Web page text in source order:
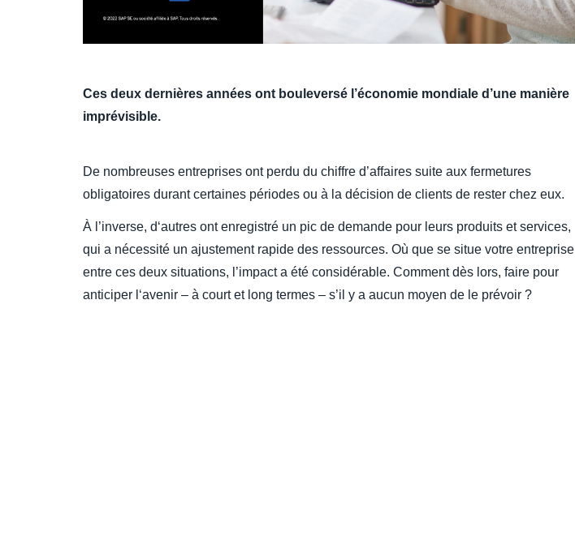
Ces deux dernières années ont bouleversé l’économie mondiale d’une manière
imprévisible.
De nombreuses entreprises ont perdu du chiffre d’affaires suite aux fermetures
obligatoires durant certaines périodes ou à la décision de clients de rester chez eux.
À l’inverse, d‘autres ont enregistré un pic de demande pour leurs produits et services,
qui a nécessité un ajustement rapide des ressources. Où que se situe votre entreprise
entre ces deux situations, l’impact a été considérable. Comment dès lors, faire pour
anticiper l‘avenir – à court et long termes – s’il y a aucun moyen de le prévoir ?